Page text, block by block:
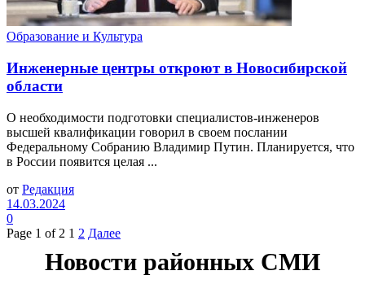
Образование и Культура
Инженерные центры откроют в Новосибирской
области
О необходимости подготовки специалистов-инженеров
высшей квалификации говорил в своем послании
Федеральному Собранию Владимир Путин. Планируется, что
в России появится целая ...
от Редакция
14.03.2024
0
Page 1 of 2 1 2 Далее